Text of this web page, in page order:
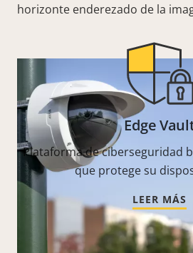
horizonte enderezado de la
Edge
Plataforma de ciberseguridad
que protege su
LEER MÁS